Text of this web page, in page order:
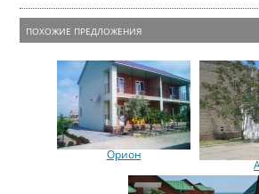
ПОХОЖИЕ ПРЕДЛОЖЕНИЯ
Орион